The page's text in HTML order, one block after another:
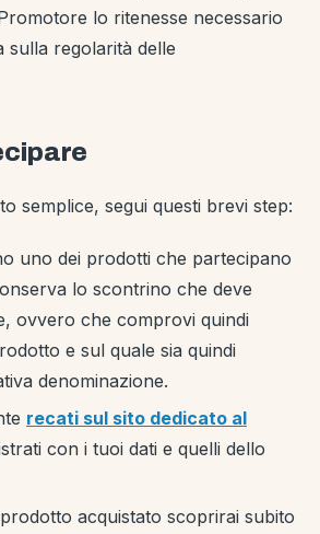
lo ritenesse necessario
sulla regolarità delle
semplice, segui questi brevi step:
uno dei prodotti che partecipano
lo scontrino che deve
ovvero che comprovi quindi
e sul quale sia quindi
denominazione.
recati sul sito dedicato al
con i tuoi dati e quelli dello
acquistato scoprirai subito